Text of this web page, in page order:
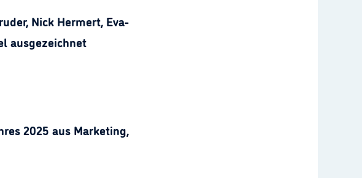
Nick Hermert, Eva-
ausgezeichnet
2025 aus Marketing,